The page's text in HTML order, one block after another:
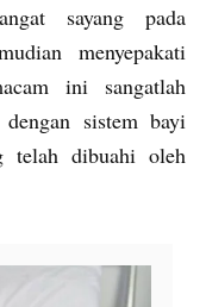
sayang pada
menyepakati
ini sangatlah
sistem bayi
telah dibuahi oleh